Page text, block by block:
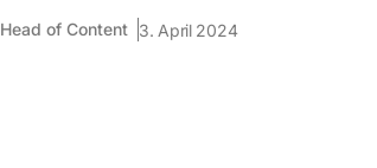
Head of Content 3. April 2024